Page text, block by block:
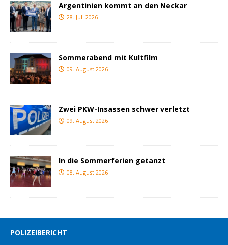
Argentinien kommt an den Neckar
28. Juli 2026
Sommerabend mit Kultfilm
09. August 2026
Zwei PKW-Insassen schwer verletzt
09. August 2026
In die Sommerferien getanzt
08. August 2026
POLIZEIBERICHT